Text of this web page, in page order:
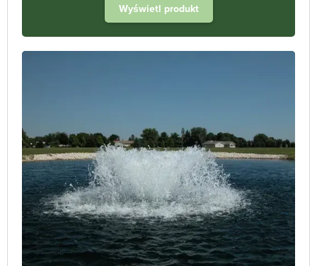
Wyświetl produkt